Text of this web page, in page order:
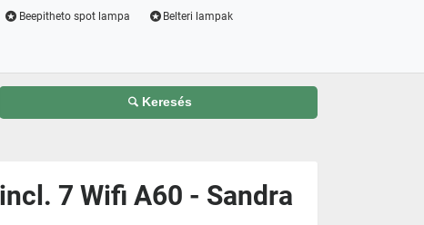
Beepitheto spot lampa Belteri lampak
Keresés
7 Wifi A60 - Sandra